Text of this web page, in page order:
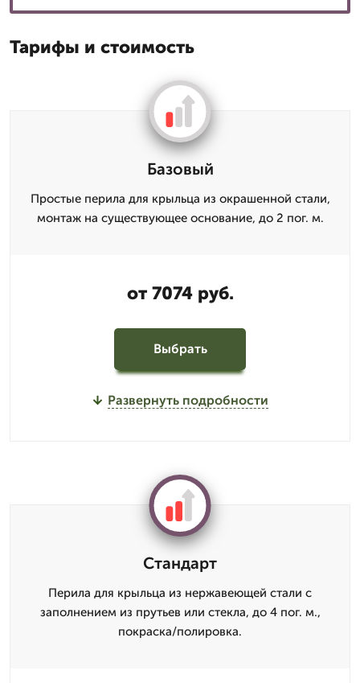
Тарифы и стоимость
Базовый
Простые перила для крыльца из окрашенной стали,
монтаж на существующее основание, до 2 пог. м.
от 7074 руб.
Выбрать
Развернуть подробности
Стандарт
Перила для крыльца из нержавеющей стали с
заполнением из прутьев или стекла, до 4 пог. м.,
покраска/полировка.